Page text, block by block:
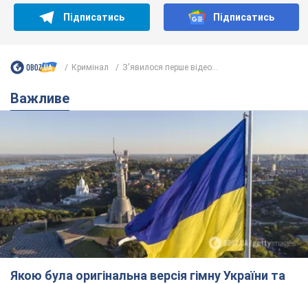
Підписатись Підписатись
Кримінал З'явилося перше відео...
Важливе
Якою була оригінальна версія гімну України та